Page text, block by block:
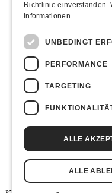
Übernachten
Jugendherberge
Hotel Kreuz Solothurn
H4 Hotel
Weitere Unterkünfte
Essenstipps
Mit dem Guetnacht-
ab 02:00 Uhr!
Links & Partner
Facebook-Event
Richtlinie einverstanden.
Informationen
UNBEDINGT
PERFORMANCE
TARGETING
ALLE
ALLE